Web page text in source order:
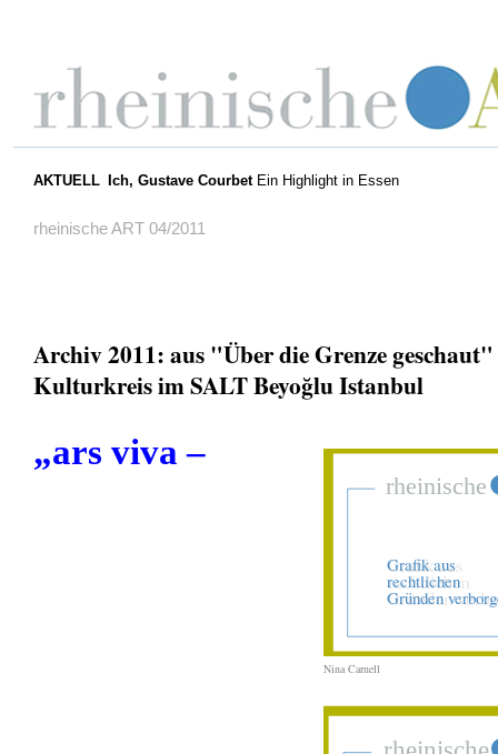
AKTUELL Ich, Gustave CourbetEin Highlight in Essen
rheinische ART 04/2011
Archiv 2011: aus "Über die Grenze geschaut"
Kulturkreis im SALT Beyoğlu Istanbul
Nina Carnell
„ars viva –